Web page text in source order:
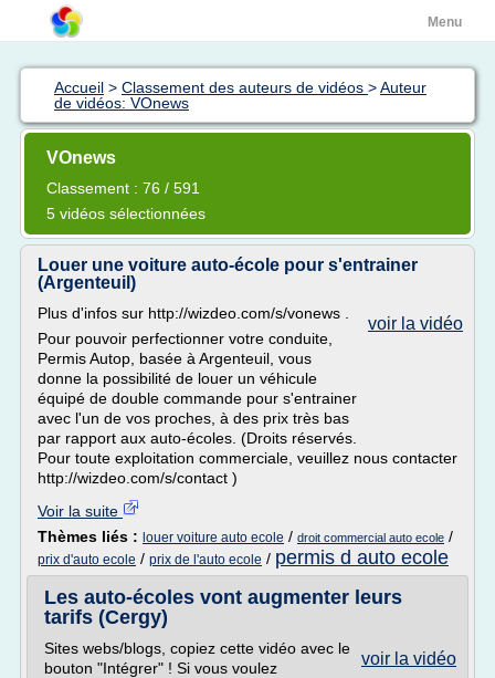
Menu
Accueil > Classement des auteurs de vidéos >Auteur
de vidéos: VOnews
VOnews
Classement : 76 / 591
5 vidéos sélectionnées
Louer une voiture auto-école pour s'entrainer
(Argenteuil)
voir la vidéo
Plus d'infos sur http://wizdeo.com/s/vonews .
Pour pouvoir perfectionner votre conduite,
Permis Autop, basée à Argenteuil, vous
donne la possibilité de louer un véhicule
équipé de double commande pour s'entrainer
avec l'un de vos proches, à des prix très bas
par rapport aux auto-écoles. (Droits réservés.
Pour toute exploitation commerciale, veuillez nous contacter
http://wizdeo.com/s/contact )
Voir la suite
Thèmes liés : louer voiture auto ecole / droit commercial auto ecole /
prix d'auto ecole / prix de l'auto ecole / permis d auto ecole
Les auto-écoles vont augmenter leurs
tarifs (Cergy)
voir la vidéo
Sites webs/blogs, copiez cette vidéo avec le
bouton "Intégrer" ! Si vous voulez